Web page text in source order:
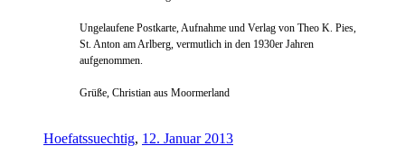
Ungelaufene Postkarte, Aufnahme und Verlag von Theo K. Pies,
St. Anton am Arlberg, vermutlich in den 1930er Jahren
aufgenommen.
Grüße, Christian aus Moormerland
Hoefatssuechtig, 12. Januar 2013